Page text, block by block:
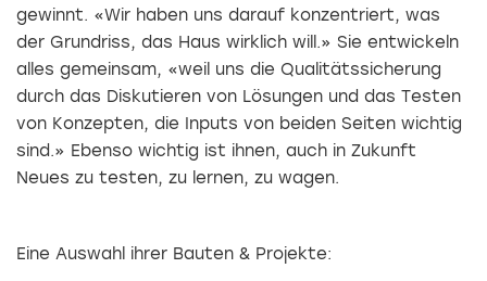
gewinnt. «Wir haben uns darauf konzentriert, was
der Grundriss, das Haus wirklich will.» Sie entwickeln
alles gemeinsam, «weil uns die Qualitätssicherung
durch das Diskutieren von Lösungen und das Testen
von Konzepten, die Inputs von beiden Seiten wichtig
sind.» Ebenso wichtig ist ihnen, auch in Zukunft
Neues zu testen, zu lernen, zu wagen.
Eine Auswahl ihrer Bauten & Projekte: